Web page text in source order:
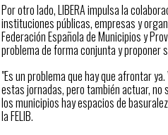
Por otro lado, LIBERA impulsa la
instituciones públicas, empresas y
Federación Española de Municipios y
problema de forma conjunta y proponer
"Es un problema que hay que afrontar
estas jornadas, pero también actuar, no
los municipios hay espacios de
la FELIB.